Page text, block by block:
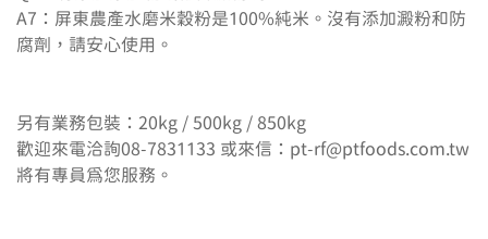
A7：屏東農產水磨米穀粉是100%純米。沒有添加澱粉和防
腐劑，請安心使用。
另有業務包裝：20kg / 500kg / 850kg
歡迎來電洽詢08-7831133 或來信：pt-rf@ptfoods.com.tw
將有專員為您服務。